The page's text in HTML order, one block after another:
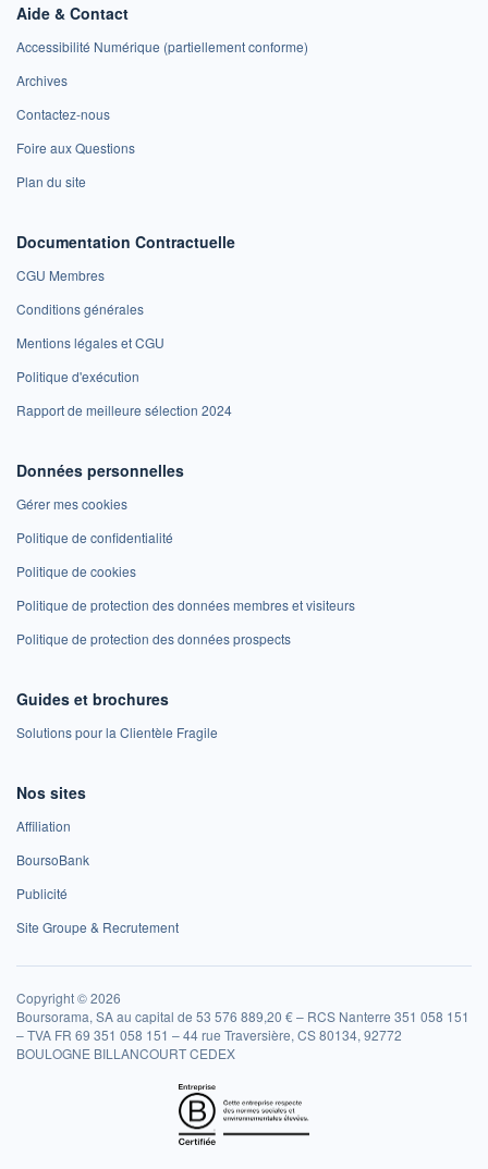
Aide & Contact
Accessibilité Numérique (partiellement conforme)
Archives
Contactez-nous
Foire aux Questions
Plan du site
Documentation Contractuelle
CGU Membres
Conditions générales
Mentions légales et CGU
Politique d'exécution
Rapport de meilleure sélection 2024
Données personnelles
Gérer mes cookies
Politique de confidentialité
Politique de cookies
Politique de protection des données membres et visiteurs
Politique de protection des données prospects
Guides et brochures
Solutions pour la Clientèle Fragile
Nos sites
Affiliation
BoursoBank
Publicité
Site Groupe & Recrutement
Copyright © 2026
Boursorama, SA au capital de 53 576 889,20 € – RCS Nanterre 351 058 151
– TVA FR 69 351 058 151 – 44 rue Traversière, CS 80134, 92772
BOULOGNE BILLANCOURT CEDEX